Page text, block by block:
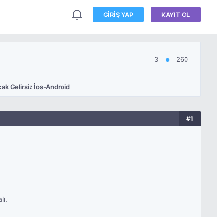
GIRIŞ YAP KAYIT OL
3 ● 260
Gelirsiz İos-Android
#1